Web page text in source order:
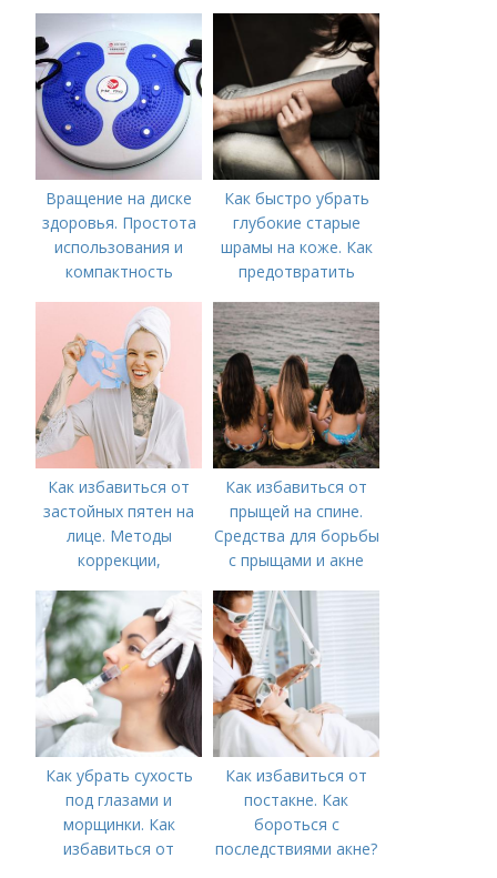
Вращение на диске
здоровья. Простота
использования и
компактность
Как быстро убрать
глубокие старые
шрамы на коже. Как
предотвратить
Как избавиться от
застойных пятен на
лице. Методы
коррекции,
акне и удаления
рубцов и шрамов
постакне
Как избавиться от
прыщей на спине.
Средства для борьбы
с прыщами и акне
Как убрать сухость
под глазами и
морщинки. Как
избавиться от
Как избавиться от
постакне. Как
бороться с
последствиями акне?